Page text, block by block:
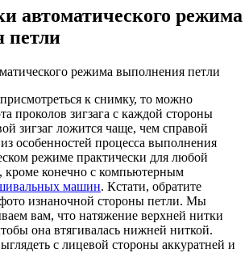
автоматического режима
петли
к снимку, то можно
проколов зигзага с каждой стороны
зигзаг ложится чаще, чем справой
особенностей процесса выполнения
режиме практически для любой
конечно с компьютерным
машин. Кстати, обратите
изнаночной стороны петли. Мы
вам, что натяжение верхней нитки
она втягивалась нижней ниткой.
с лицевой стороны аккуратней и